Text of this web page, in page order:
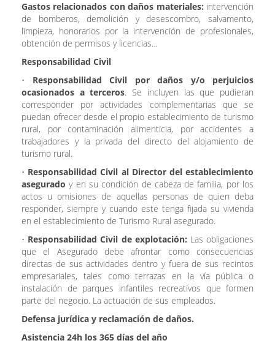
Gastos relacionados con daños materiales: intervención
de bomberos, demolición y desescombro, salvamento,
limpieza, honorarios por la intervención de profesionales,
obtención de permisos y licencias…
Responsabilidad Civil
• Responsabilidad Civil por daños y/o perjuicios
ocasionados a terceros. Se incluyen las que pudieran
corresponder por actividades complementarias que se
puedan ofrecer desde el propio establecimiento de turismo
rural, por contaminación alimenticia, por accidentes a
trabajadores y la privada del directo del alojamiento de
turismo rural.
• Responsabilidad Civil al Director del establecimiento
asegurado y en su condición de cabeza de familia, por los
actos u omisiones de aquellas personas de quien deba
responder, siempre y cuando este tenga fijada su vivienda
en el establecimiento de Turismo Rural asegurado.
• Responsabilidad Civil de explotación: Las obligaciones
que el Asegurado debe afrontar como consecuencias
directas de sus actividades dentro y fuera de sus recintos
empresariales, tales como terrazas en la vía pública o
instalación de parques infantiles recreativos que formen
parte del negocio. La actuación de sus empleados.
Defensa jurídica y reclamación de daños.
Asistencia 24h los 365 días del año